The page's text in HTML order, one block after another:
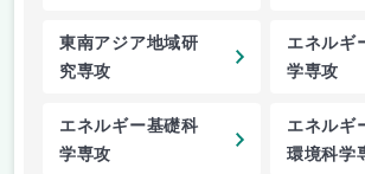
東南アジア地域研
究専攻
エネルギ
学専攻
エネルギー基礎科
学専攻
エネルギ
環境科学